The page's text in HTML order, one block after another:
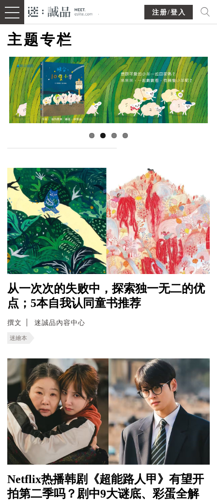
注册/登入
主题专栏
从一次次的失败中，探索独一无二的优
点；5本自我认同童书推荐
撰文 迷誠品內容中心
迷繪本
Netflix热播韩剧《超能路人甲》有望开
拍第二季吗？剧中9大谜底、彩蛋全解